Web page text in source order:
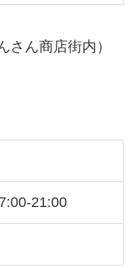
さん商店街内）
21:00